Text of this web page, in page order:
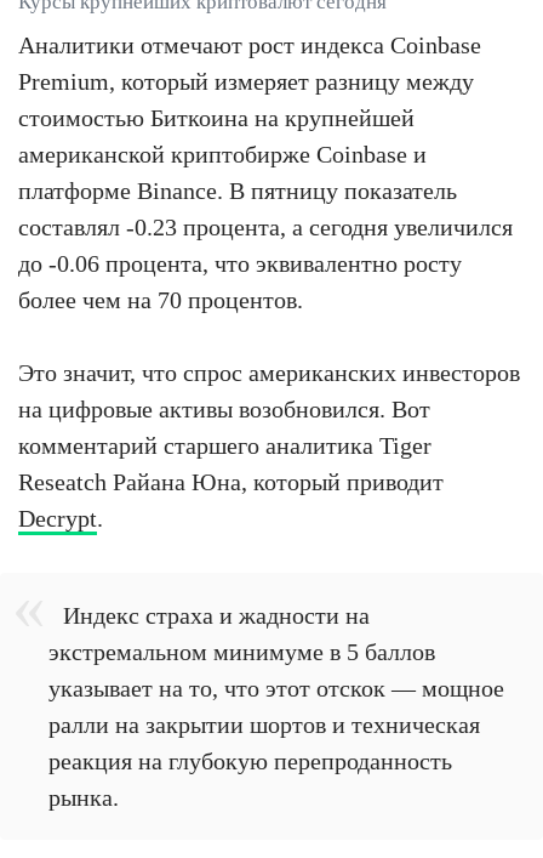
Аналитики отмечают рост индекса Coinbase
Premium, который измеряет разницу между
стоимостью Биткоина на крупнейшей
американской криптобирже Coinbase и
платформе Binance. В пятницу показатель
составлял -0.23 процента, а сегодня увеличился
до -0.06 процента, что эквивалентно росту
более чем на 70 процентов.
Это значит, что спрос американских инвесторов
на цифровые активы возобновился. Вот
комментарий старшего аналитика Tiger
Reseatch Райана Юна, который приводит
Decrypt.
Индекс страха и жадности на
экстремальном минимуме в 5 баллов
указывает на то, что этот отскок — мощное
ралли на закрытии шортов и техническая
реакция на глубокую перепроданность
рынка.